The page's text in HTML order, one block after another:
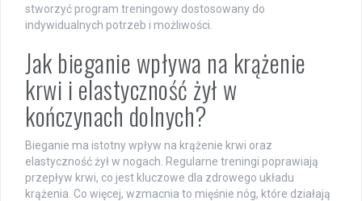
stworzyć program treningowy dostosowany do
indywidualnych potrzeb i możliwości.
Jak bieganie wpływa na krążenie
krwi i elastyczność żył w
kończynach dolnych?
Bieganie ma istotny wpływ na krążenie krwi oraz
elastyczność żył w nogach. Regularne treningi poprawiają
przepływ krwi, co jest kluczowe dla zdrowego układu
krążenia. Co więcej, wzmacnia to mięśnie nóg, które działają